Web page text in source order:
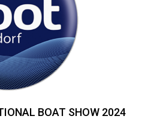
BOAT SHOW 2024